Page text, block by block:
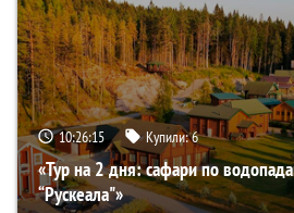
10:26:13 Купили:6
«Тур на 2 дня: сафари по
“Рускеала"»